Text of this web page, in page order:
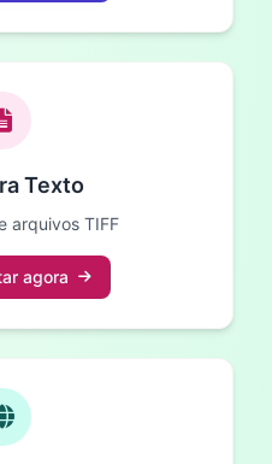
Texto
arquivos TIFF
agora